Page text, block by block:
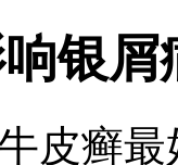
银屑
皮癣